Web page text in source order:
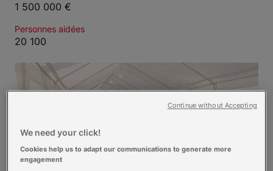
1 500 000 €
Personnes aidées
20 100
We need your click!
Cookies help us to adapt our communications to generate more
engagement
Continue without Accepting